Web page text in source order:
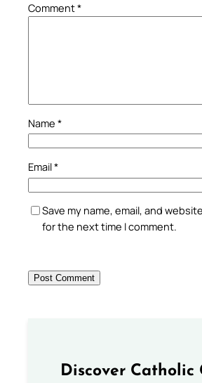
Comment*
Name *
Email*
Save my name, email, and
for the next time I comment.
Discover Catholic